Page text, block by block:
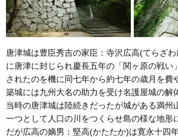
唐津城は豊臣秀吉の家臣：寺沢広高(てらざ
に唐津に封じられ慶長五年の「関ヶ原の戦い
されたのを機に同七年から約七年の歳月を費
築城には九州大名の助力を受け名護屋城の解
当時の唐津城は陸続きだったが城がある満州
一つとして人口の川をつくらせ島の様な地形
だが広高の嫡男：堅高(かたたか)は寛永十四